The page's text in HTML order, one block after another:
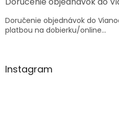
Doručenie objednávok do
platbou na dobierku/online...
Instagram